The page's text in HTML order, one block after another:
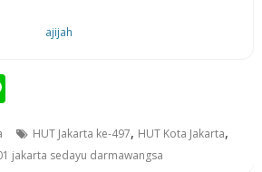
ajijah
e HUT Jakarta ke-497, HUT Kota Jakarta,
jakarta sedayu darmawangsa